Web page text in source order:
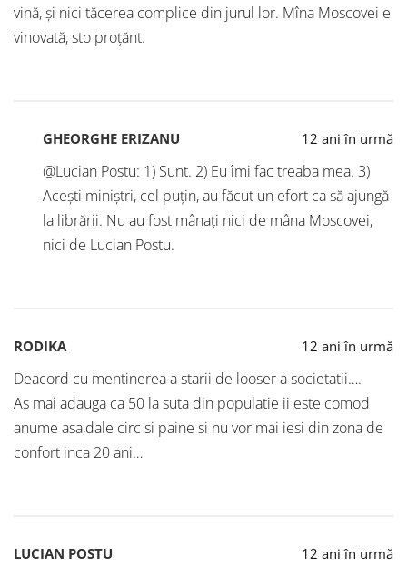
vină, şi nici tăcerea complice din jurul lor. Mîna Moscovei e
vinovată, sto proţănt.
GHEORGHE ERIZANU 12 ani în urmă
@Lucian Postu: 1) Sunt. 2) Eu îmi fac treaba mea. 3)
Acești miniștri, cel puțin, au făcut un efort ca să ajungă
la librării. Nu au fost mânați nici de mâna Moscovei,
nici de Lucian Postu.
RODIKA 12 ani în urmă
Deacord cu mentinerea a starii de looser a societatii….
As mai adauga ca 50 la suta din populatie ii este comod
anume asa,dale circ si paine si nu vor mai iesi din zona de
confort inca 20 ani…
LUCIAN POSTU 12 ani în urmă